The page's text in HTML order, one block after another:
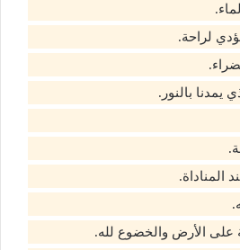
لراحة.
يمدنا بالنور.
المناداة.
على الأرض والخضوع لله.